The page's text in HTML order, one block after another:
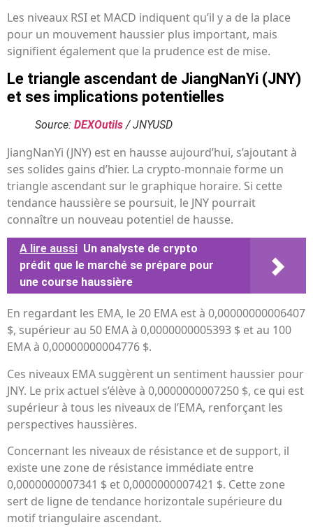
Les niveaux RSI et MACD indiquent qu’il y a de la place
pour un mouvement haussier plus important, mais
signifient également que la prudence est de mise.
Le triangle ascendant de JiangNanYi (JNY)
et ses implications potentielles
Source: DEXOutils/ JNYUSD
JiangNanYi (JNY) est en hausse aujourd’hui, s’ajoutant à
ses solides gains d’hier. La crypto-monnaie forme un
triangle ascendant sur le graphique horaire. Si cette
tendance haussière se poursuit, le JNY pourrait
connaître un nouveau potentiel de hausse.
A lire aussi Un analyste de crypto
prédit que le marché se prépare pour
une course haussière
En regardant les EMA, le 20 EMA est à 0,00000000006407
$, supérieur au 50 EMA à 0,0000000005393 $ et au 100
EMA à 0,00000000004776 $.
Ces niveaux EMA suggèrent un sentiment haussier pour
JNY. Le prix actuel s’élève à 0,0000000007250 $, ce qui est
supérieur à tous les niveaux de l’EMA, renforçant les
perspectives haussières.
Concernant les niveaux de résistance et de support, il
existe une zone de résistance immédiate entre
0,0000000007341 $ et 0,0000000007421 $. Cette zone
sert de ligne de tendance horizontale supérieure du
motif triangulaire ascendant.